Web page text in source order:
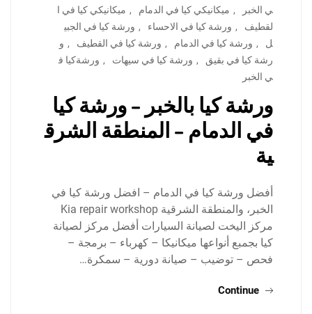
ي الخبر
, ميكانيكي كيا في الدمام , ميكانيكي كيا في ا
لقطيف
, ورشة كيا في الاحساء , ورشة كيا في الجبي
ل
, ورشة كيا في الدمام , ورشة كيا في القطيف , و
رشة كيا في بقيق
, ورشة كيا في سيهات , ورشةكيا ف
ي الخبر
ورشة كيا بالخبر – ورشة كيا
في الدمام – المنطقة الشرق
ية
أفضل ورشة كيا في الدمام – افضل ورشة كيا في
الخبر، والمنطقة الشرقية Kia repair workshop
مركز اليخت لصيانة السيارات أفضل مركز لصيانة
كيا بجمبع أنواعها ميكانيكا – كهرباء – برمجة –
فحص – توضيب – صيانة دورية – سمكرة…
Continue